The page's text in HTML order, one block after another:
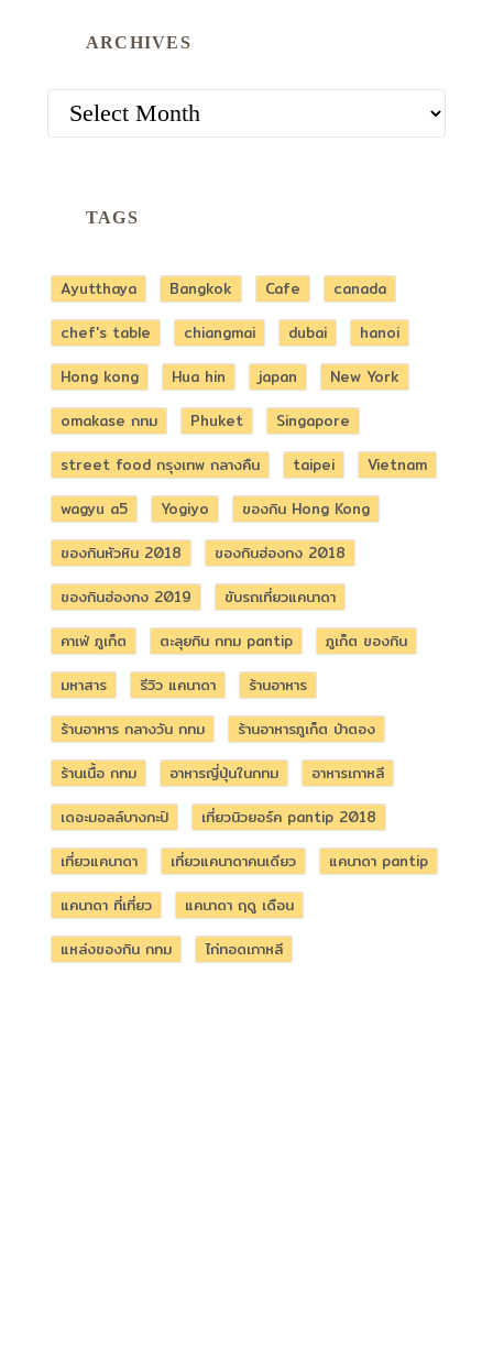
ARCHIVES
TAGS
Ayutthaya Bangkok Cafe
canada
chef's table
chiangmai dubai
hanoi
Hong kong
Hua hin japan
New York
omakase กทม
Phuket
Singapore
street food กรุงเทพ กลางคืน
taipei
Vietnam
wagyu a5
Yogiyo
ของกิน Hong Kong
ของกินหัวหิน 2018
ของกินฮ่องกง 2018
ของกินฮ่องกง 2019
ขับรถเที่ยวแคนาดา
คาเฟ่ ภูเก็ต
ตะลุยกิน กทม pantip
ภูเก็ต ของกิน
มหาสาร
รีวิว แคนาดา
ร้านอาหาร
ร้านอาหาร กลางวัน กทม
ร้านอาหารภูเก็ต ป่าตอง
ร้านเนื้อ กทม
อาหารญี่ปุ่นในกทม
อาหารเกาหลี
เดอะมอลล์บางกะปิ
เที่ยวนิวยอร์ค pantip 2018
เที่ยวแคนาดา
เที่ยวแคนาดาคนเดียว
แคนาดา pantip
แคนาดา ที่เที่ยว
แคนาดา ฤดู เดือน
แหล่งของกิน กทม
ไก่ทอดเกาหลี